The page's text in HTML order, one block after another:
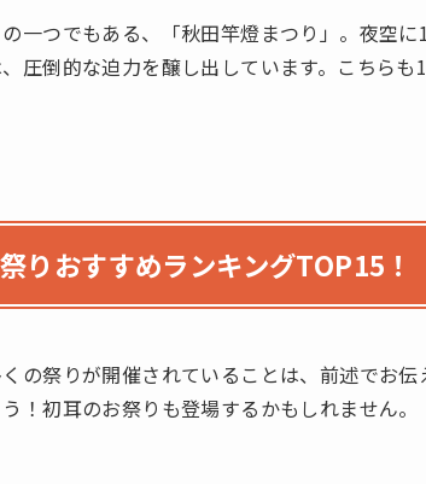
一つでもある、「秋田竿燈まつり」。夜空に
圧倒的な迫力を醸し出しています。こちら
りおすすめランキングTOP15！
の祭りが開催されていることは、前述でお
！初耳のお祭りも登場するかもしれません。